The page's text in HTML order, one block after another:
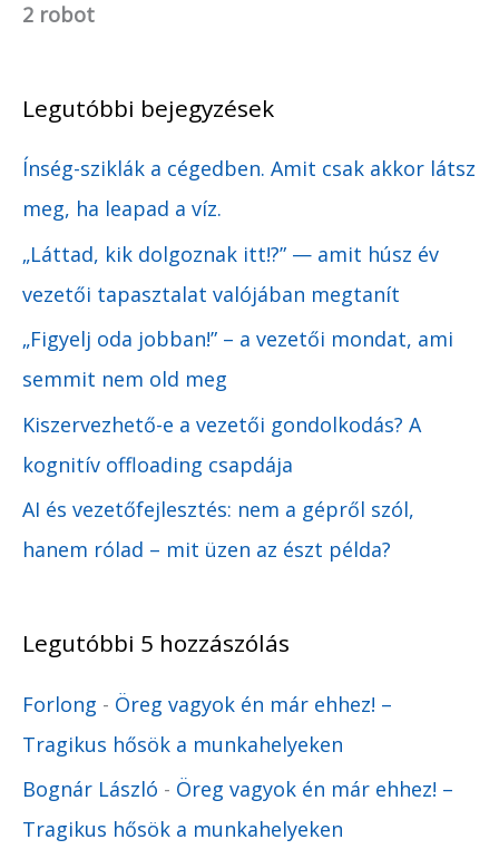
2 robot
Legutóbbi bejegyzések
Ínség-sziklák a cégedben. Amit csak akkor látsz
meg, ha leapad a víz.
„Láttad, kik dolgoznak itt!?” — amit húsz év
vezetői tapasztalat valójában megtanít
„Figyelj oda jobban!” – a vezetői mondat, ami
semmit nem old meg
Kiszervezhető-e a vezetői gondolkodás? A
kognitív offloading csapdája
AI és vezetőfejlesztés: nem a gépről szól,
hanem rólad – mit üzen az észt példa?
Legutóbbi 5 hozzászólás
Forlong - Öreg vagyok én már ehhez! –
Tragikus hősök a munkahelyeken
Bognár László - Öreg vagyok én már ehhez! –
Tragikus hősök a munkahelyeken
v
u